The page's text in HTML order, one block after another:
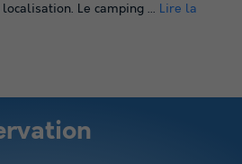
Le camping ... Lire la